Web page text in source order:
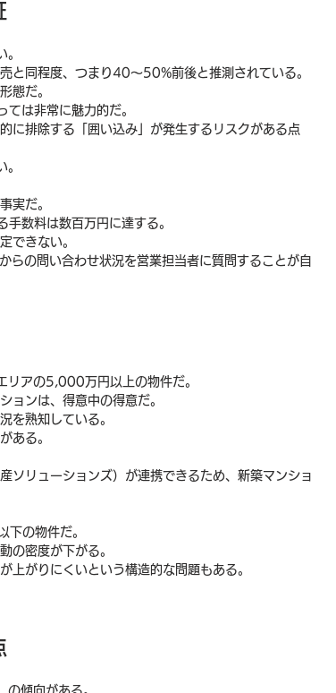
と同程度、つまり40〜50%前後と推測されている。
態だ。
は非常に魅力的だ。
に排除する「囲い込み」が発生するリスクがある点
。
実だ。
数料は数百万円に達する。
できない。
らの問い合わせ状況を営業担当者に質問することが自
リアの5,000万円以上の物件だ。
ョンは、得意中の得意だ。
を熟知している。
ある。
ソリューションズ）が連携できるため、新築マンショ
の物件だ。
の密度が下がる。
上がりにくいという構造的な問題もある。
傾向がある。